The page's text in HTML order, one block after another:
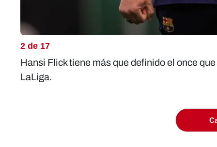
2 de 17
Hansi Flick tiene más que definido el once
LaLiga.